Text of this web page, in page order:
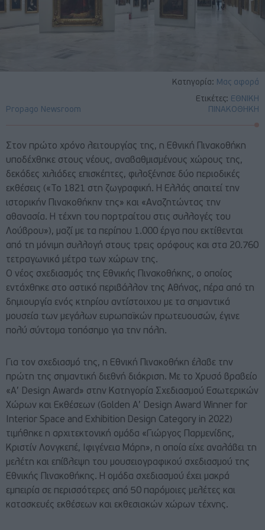
Κατηγορία: Μας αφορά
Ετικέτες: ΕΘΝΙΚΗ
ΠΙΝΑΚΟΘΗΚΗ
Propago Newsroom
​​Στον πρώτο χρόνο λειτουργίας της, η Εθνική Πινακοθήκη
υποδέχθηκε στους νέους, αναβαθμισμένους χώρους της,
δεκάδες χιλιάδες επισκέπτες, φιλοξένησε δύο περιοδικές
εκθέσεις («Το 1821 στη ζωγραφική. Η Ελλάς απαιτεί την
ιστορικήν Πινακοθήκην της» και «Αναζητώντας την
αθανασία. Η τέχνη του πορτραίτου στις συλλογές του
Λούβρου»), μαζί με τα περίπου 1.000 έργα που εκτίθενται
από τη μόνιμη συλλογή στους τρεις ορόφους και στα 20.760
τετραγωνικά μέτρα των χώρων της.
Ο νέος σχεδιασμός της Εθνικής Πινακοθήκης, ο οποίος
εντάχθηκε στο αστικό περιβάλλον της Αθήνας, πέρα από τη
δημιουργία ενός κτηρίου αντίστοιχου με τα σημαντικά
μουσεία των μεγάλων ευρωπαϊκών πρωτευουσών, έγινε
πολύ σύντομα τοπόσημο για την πόλη.
Για τον σχεδιασμό της, η Εθνική Πινακοθήκη έλαβε την
πρώτη της σημαντική διεθνή διάκριση. Με το Χρυσό βραβείο
«Α’ Design Award» στην Κατηγορία Σχεδιασμού Εσωτερικών
Χώρων και Εκθέσεων (Golden Α’ Design Award Winner for
Interior Space and Exhibition Design Category in 2022)
τιμήθηκε η αρχιτεκτονική ομάδα «Γιώργος Παρμενίδης,
Κριστίν Λονγκεπέ, Ιφιγένεια Μάρη», η οποία είχε αναλάβει τη
μελέτη και επίβλεψη του μουσειογραφικού σχεδιασμού της
Εθνικής Πινακοθήκης. Η ομάδα σχεδιασμού έχει μακρά
εμπειρία σε περισσότερες από 50 παρόμοιες μελέτες και
κατασκευές εκθέσεων και εκθεσιακών χώρων τέχνης.